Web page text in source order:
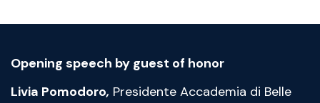
Opening speech by guest of honor
Livia Pomodoro, Presidente Accademia di Belle